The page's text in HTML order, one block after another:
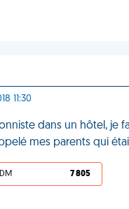
11:30
dans un hôtel, je
mes parents qui
7 805